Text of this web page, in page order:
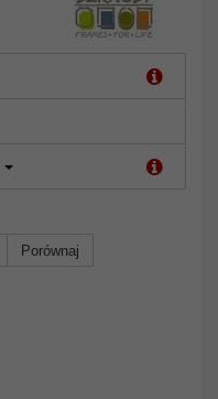
Porównaj